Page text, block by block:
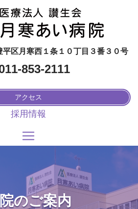
平区月寒西１条１０丁目３番３０号
853-2111
アクセス
採用情報
のご案内